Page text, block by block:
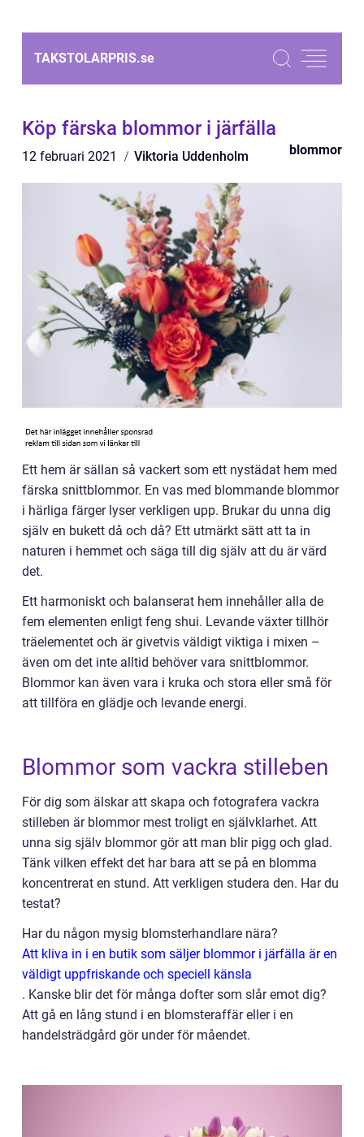
TAKSTOLARPRIS.se
Köp färska blommor i järfälla
12 februari 2021 Viktoria Uddenholm blommor
Ett hem är sällan så vackert som ett nystädat hem med
färska snittblommor. En vas med blommande blommor
i härliga färger lyser verkligen upp. Brukar du unna dig
själv en bukett då och då? Ett utmärkt sätt att ta in
naturen i hemmet och säga till dig själv att du är värd
det.
Ett harmoniskt och balanserat hem innehåller alla de
fem elementen enligt feng shui. Levande växter tillhör
träelementet och är givetvis väldigt viktiga i mixen –
även om det inte alltid behöver vara snittblommor.
Blommor kan även vara i kruka och stora eller små för
att tillföra en glädje och levande energi.
Blommor som vackra stilleben
För dig som älskar att skapa och fotografera vackra
stilleben är blommor mest troligt en självklarhet. Att
unna sig själv blommor gör att man blir pigg och glad.
Tänk vilken effekt det har bara att se på en blomma
koncentrerat en stund. Att verkligen studera den. Har du
testat?
Har du någon mysig blomsterhandlare nära?
Att kliva in i en butik som säljer blommor i järfälla är en
väldigt uppfriskande och speciell känsla
. Kanske blir det för många dofter som slår emot dig?
Att gå en lång stund i en blomsteraffär eller i en
handelsträdgård gör under för måendet.